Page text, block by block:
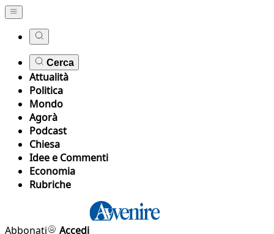
Cerca
Attualità
Politica
Mondo
Agorà
Podcast
Chiesa
Idee e Commenti
Economia
Rubriche
Abbonati
Accedi